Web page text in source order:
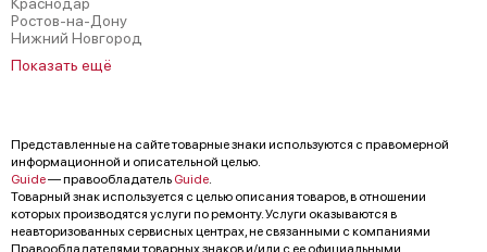
Краснодар
Ростов-на-Дону
Нижний Новгород
Показать ещё
Представленные на сайте товарные знаки используются с правомерной
информационной и описательной целью.
Guide— правообладатель Guide.
Товарный знак используется с целью описания товаров, в отношении
которых производятся услуги по ремонту. Услуги оказываются в
неавторизованных сервисных центрах, не связанными с компаниями